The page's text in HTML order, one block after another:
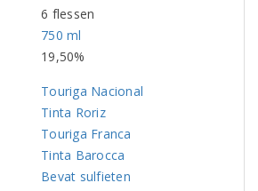
6 flessen
750 ml
19,50%
Touriga Nacional
Tinta Roriz
Touriga Franca
Tinta Barocca
Bevat sulfieten